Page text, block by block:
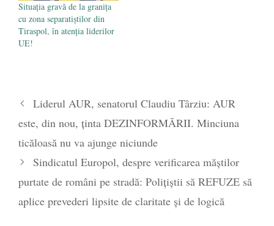
Situația gravă de la granița
cu zona separatiștilor din
Tiraspol, în atenția liderilor
UE!
Liderul AUR, senatorul Claudiu Târziu: AUR
este, din nou, ținta DEZINFORMĂRII. Minciuna
ticăloasă nu va ajunge niciunde
Sindicatul Europol, despre verificarea măștilor
purtate de români pe stradă: Polițiștii să REFUZE să
aplice prevederi lipsite de claritate și de logică